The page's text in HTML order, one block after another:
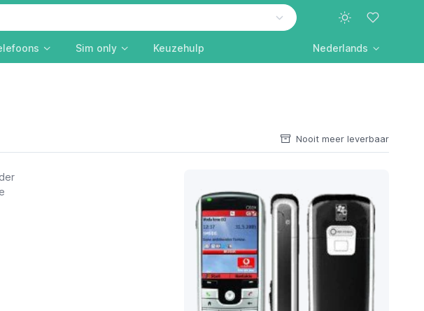
Sim only Keuzehulp Nederlands
Nooit meer leverbaar